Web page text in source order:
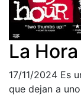
La
17/11/2024 Es
que dejan a